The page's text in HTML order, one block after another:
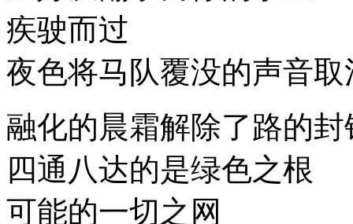
疾驶而过
夜色将马队覆没的声音取
融化的晨霜解除了路的封
四通八达的是绿色之根
可能的一切之网